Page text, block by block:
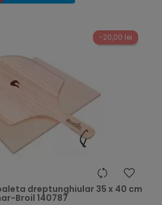
-20,00 lei
dreptunghiular 35 x 40 cm
Broil 140787